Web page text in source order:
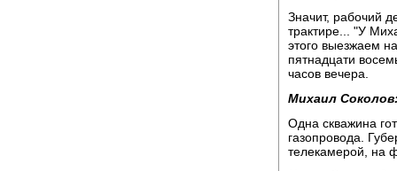
Значит, рабочий
трактире... "У
этого выезжаем
пятнадцати
часов вечера.
Михаил
Одна скважина
газопровода.
телекамерой, на